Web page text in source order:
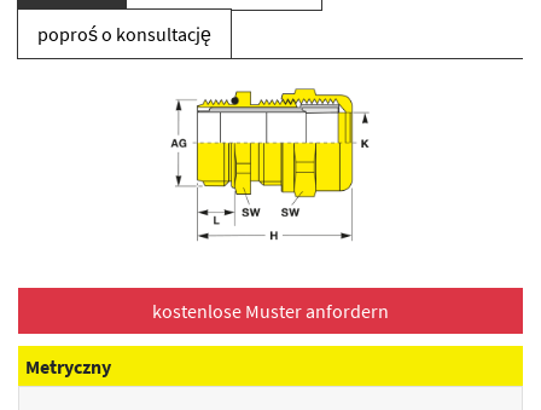
poproś o konsultację
Metryczny